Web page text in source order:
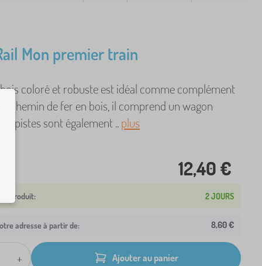
Mon premier train
coloré et robuste est idéal comme complément
chemin de fer en bois, il comprend un wagon
pistes sont également ..plus
12,40 €
2 JOURS
adresse à partir de: 8,60 €
+ Ajouter au panier